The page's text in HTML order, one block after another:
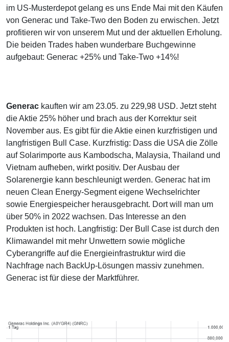
im US-Musterdepot gelang es uns Ende Mai mit den Käufen
von Generac und Take-Two den Boden zu erwischen. Jetzt
profitieren wir von unserem Mut und der aktuellen Erholung.
Die beiden Trades haben wunderbare Buchgewinne
aufgebaut: Generac +25% und Take-Two +14%!
Generac kauften wir am 23.05. zu 229,98 USD. Jetzt steht
die Aktie 25% höher und brach aus der Korrektur seit
November aus. Es gibt für die Aktie einen kurzfristigen und
langfristigen Bull Case. Kurzfristig: Dass die USA die Zölle
auf Solarimporte aus Kambodscha, Malaysia, Thailand und
Vietnam aufheben, wirkt positiv. Der Ausbau der
Solarenergie kann beschleunigt werden. Generac hat im
neuen Clean Energy-Segment eigene Wechselrichter
sowie Energiespeicher herausgebracht. Dort will man um
über 50% in 2022 wachsen. Das Interesse an den
Produkten ist hoch. Langfristig: Der Bull Case ist durch den
Klimawandel mit mehr Unwettern sowie mögliche
Cyberangriffe auf die Energieinfrastruktur wird die
Nachfrage nach BackUp-Lösungen massiv zunehmen.
Generac ist für diese der Marktführer.